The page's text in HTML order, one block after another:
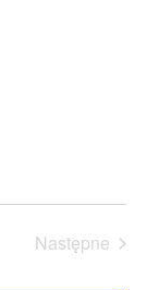
Następne